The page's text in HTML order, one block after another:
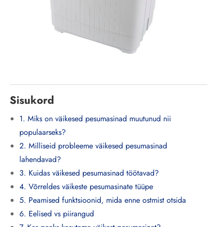
Sisukord
1. Miks on väikesed pesumasinad muutunud nii
populaarseks?
2. Milliseid probleeme väikesed pesumasinad
lahendavad?
3. Kuidas väikesed pesumasinad töötavad?
4. Võrreldes väikeste pesumasinate tüüpe
5. Peamised funktsioonid, mida enne ostmist otsida
6. Eelised vs piirangud